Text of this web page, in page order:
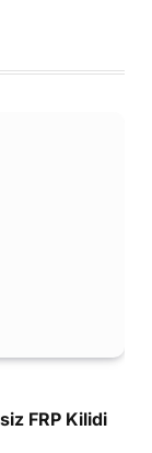
FRP Kilidi